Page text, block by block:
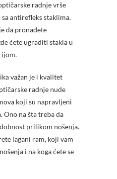
radnje vrše
antirefleks staklima.
da pronađete
ćete ugraditi stakla u
važan je i kvalitet
radnje nude
koji su napravljeni
na šta treba da
prilikom nošenja.
lagani ram, koji vam
i na koga ćete se